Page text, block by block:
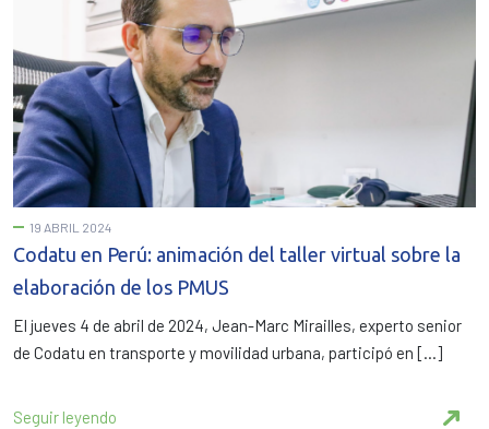
19 ABRIL 2024
Codatu en Perú: animación del taller virtual sobre la
elaboración de los PMUS
El jueves 4 de abril de 2024, Jean-Marc Mirailles, experto senior
de Codatu en transporte y movilidad urbana, participó en […]
Seguir leyendo